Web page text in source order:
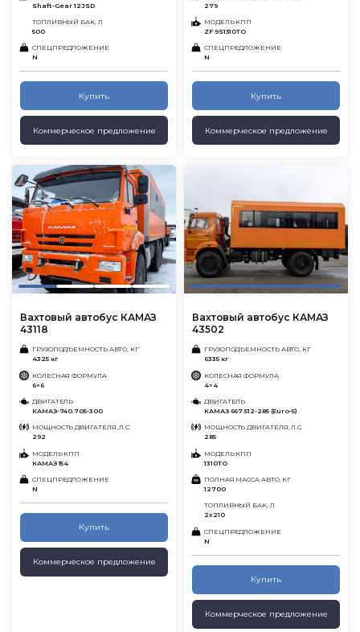
Shaft-Gear 12JSD
ТОПЛИВНЫЙ БАК, Л
500
СПЕЦПРЕДЛОЖЕНИЕ
N
Купить
Коммерческое предложение
279
МОДЕЛЬ КПП
ZF 9S1310TO
СПЕЦПРЕДЛОЖЕНИЕ
N
Купить
Коммерческое предложение
Вахтовый автобус КАМАЗ
43118
ГРУЗОПОДЪЕМНОСТЬ АВТО, КГ
4325 кг
КОЛЕСНАЯ ФОРМУЛА
6×6
ДВИГАТЕЛЬ
КАМАЗ-740.705-300
МОЩНОСТЬ ДВИГАТЕЛЯ, Л.С.
292
МОДЕЛЬ КПП
КАМАЗ 154
СПЕЦПРЕДЛОЖЕНИЕ
N
Купить
Коммерческое предложение
Вахтовый автобус КАМАЗ
43502
ГРУЗОПОДЪЕМНОСТЬ АВТО, КГ
6335 кг
КОЛЕСНАЯ ФОРМУЛА
4×4
ДВИГАТЕЛЬ
КАМАЗ 667.512-285 (Euro-5)
МОЩНОСТЬ ДВИГАТЕЛЯ, Л.С.
285
МОДЕЛЬ КПП
1310TO
ПОЛНАЯ МАССА АВТО, КГ
12700
ТОПЛИВНЫЙ БАК, Л
2х210
СПЕЦПРЕДЛОЖЕНИЕ
N
Купить
Коммерческое предложение